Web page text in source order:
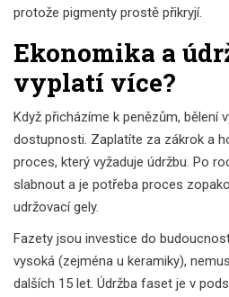
protože pigmenty prostě přikryjí.
Ekonomika a
vyplatí více?
Když přicházíme k penězům, bělení
dostupnosti. Zaplatíte za zákrok a
proces, který vyžaduje údržbu. Po
slabnout a je potřeba proces
udržovací gely.
Fazety jsou investice do
vysoká (zejména u keramiky),
dalších 15 let. Údržba faset je v